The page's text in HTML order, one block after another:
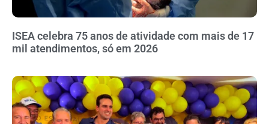
ISEA celebra 75 anos de atividade com mais de 17
mil atendimentos, só em 2026